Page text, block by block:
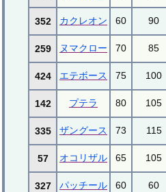
352 カクレオン 60 90
259 ヌマクロー 70 85
424 エテボース 75 100
142 プテラ 80 105
335 ザングース 73 115
57 オコリザル 65 105
327 パッチール 60 60